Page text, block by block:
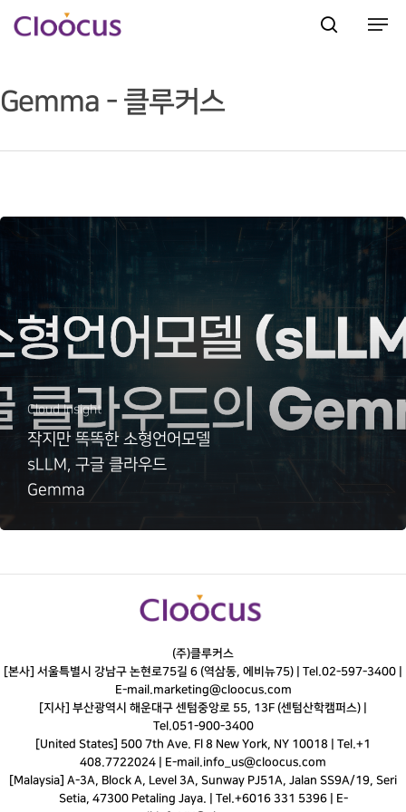
Hit enter to search or ESC to close
Gemma - 클루커스
Cloud Insight
작지만 똑똑한 소형언어모델
sLLM, 구글 클라우드
Gemma
(주)클루커스
[본사] 서울특별시 강남구 논현로75길 6 (역삼동, 에비뉴75) | Tel.02-597-3400
E-mail.marketing@cloocus.com
[지사] 부산광역시 해운대구 센텀중앙로 55, 13F (센텀산학캠퍼스) |
Tel.051-900-3400
[United States] 500 7th Ave. Fl 8 New York, NY 10018 | Tel.+1
408.7722024 | E-mail.info_us@cloocus.com
[Malaysia] A-3A, Block A, Level 3A, Sunway PJ51A, Jalan SS9A/19, Seri
Setia, 47300 Petaling Jaya. | Tel.+6016 331 5396 | E-